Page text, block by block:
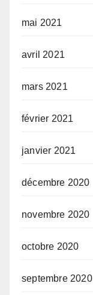
mai 2021
avril 2021
mars 2021
février 2021
janvier 2021
décembre 2020
novembre 2020
octobre 2020
septembre 2020